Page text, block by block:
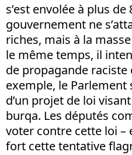
s’est envolée à plus de
gouvernement ne
riches, mais à la
le même temps, il
de propagande raciste
exemple, le
d’un projet de loi
burqa. Les députés
voter contre cette loi –
fort cette tentative